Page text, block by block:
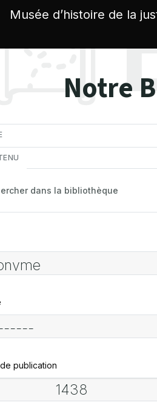
Musée d’histoire de la
Notre
publication